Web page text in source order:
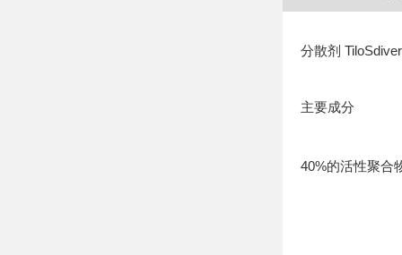
分散剂
主要成分
40%的活性聚合